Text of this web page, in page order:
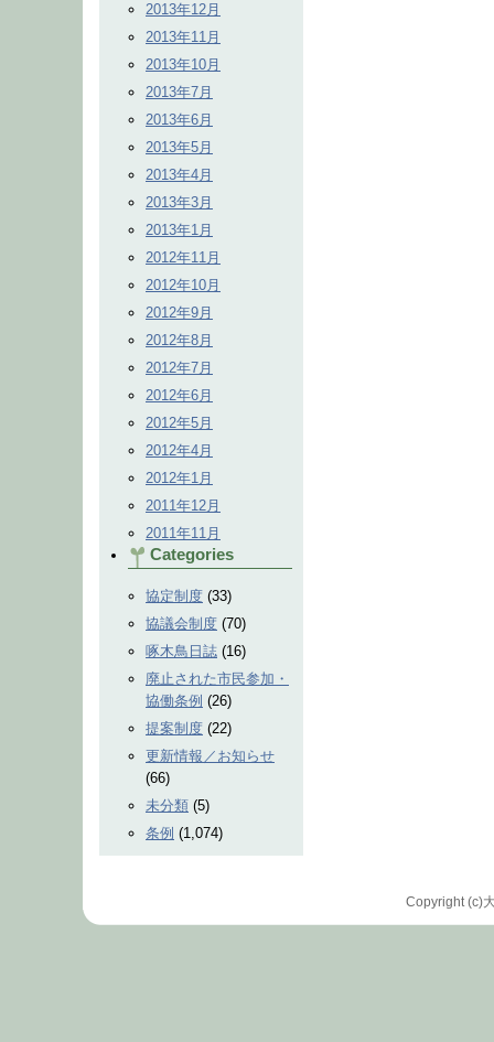
2013年12月
2013年11月
2013年10月
2013年7月
2013年6月
2013年5月
2013年4月
2013年3月
2013年1月
2012年11月
2012年10月
2012年9月
2012年8月
2012年7月
2012年6月
2012年5月
2012年4月
2012年1月
2011年12月
2011年11月
Categories
協定制度 (33)
協議会制度 (70)
啄木鳥日誌 (16)
廃止された市民参加・
協働条例 (26)
提案制度 (22)
更新情報／お知らせ
(66)
未分類 (5)
条例 (1,074)
Copyright (c)